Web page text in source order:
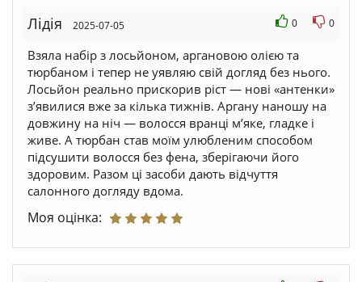
Лідія 2025-07-05 0 0
Взяла набір з лосьйоном, аргановою олією та
тюрбаном і тепер не уявляю свій догляд без нього.
Лосьйон реально прискорив ріст — нові «антенки»
з’явилися вже за кілька тижнів. Аргану наношу на
довжину на ніч — волосся вранці м’яке, гладке і
живе. А тюрбан став моїм улюбленим способом
підсушити волосся без фена, зберігаючи його
здоровим. Разом ці засоби дають відчуття
салонного догляду вдома.
Моя оцінка: